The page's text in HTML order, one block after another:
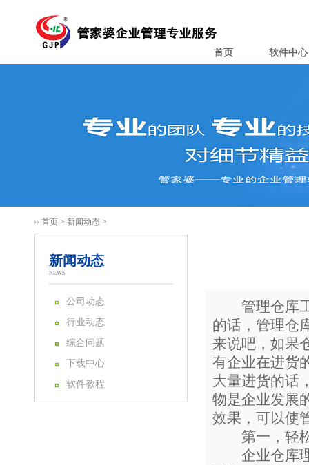
首页 软件中心
首页 > 新闻动态 >
新闻动态
NEWS
公司动态
行业动态
综合问题
下载中心
软件教程
管理仓库工
的话，管理仓
来说吧，如果
有企业在进货
大量进货的话
物是企业发展
效果，可以使
第一，轻松
企业仓库理